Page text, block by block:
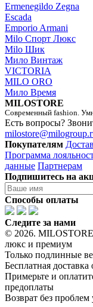
Ermenegildo Zegna
Escada
Emporio Armani
Milo Спорт Люкс
Milo Шик
Мило Винтаж
VICTORIA
MILO ORO
Мило Время
MILOSTORE
Современный fashion.
Есть вопросы?
Покупателям
Программа
данные Партнерам
Подпишитесь на
Способы оплаты
Следите за нами
© 2026.
люкс и премиум
Только подлинные
Бесплатная
Примерьте и
предоплаты
Возврат без